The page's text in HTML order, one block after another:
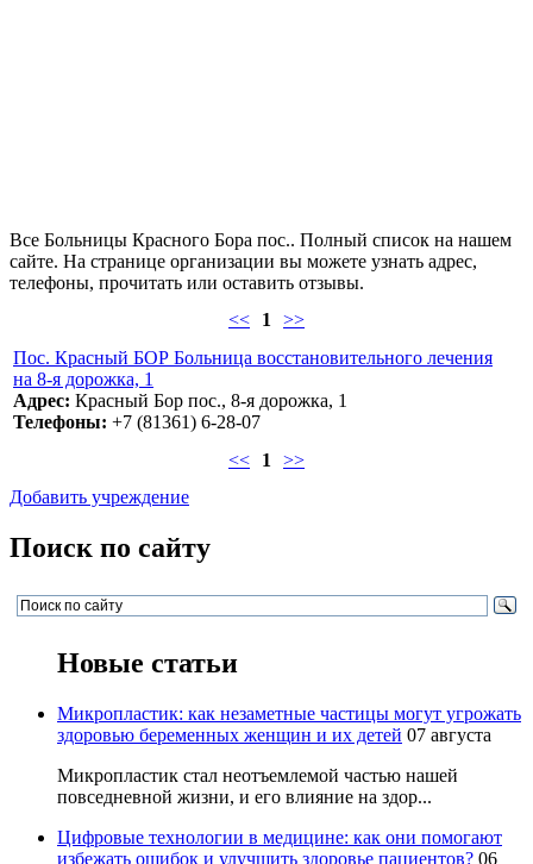
Все Больницы Красного Бора пос.. Полный список на нашем
сайте. На странице организации вы можете узнать адрес,
телефоны, прочитать или оставить отзывы.
<<
1 >>
Пос. Красный БОР Больница восстановительного лечения
на 8-я дорожка, 1
Адрес: Красный Бор пос., 8-я дорожка, 1
Телефоны: +7 (81361) 6-28-07
<<
1 >>
Добавить учреждение
Поиск по сайту
Новые статьи
Микропластик: как незаметные частицы могут угрожать
здоровью беременных женщин и их детей 07 августа
Микропластик стал неотъемлемой частью нашей
повседневной жизни, и его влияние на здор...
Цифровые технологии в медицине: как они помогают
избежать ошибок и улучшить здоровье пациентов? 06